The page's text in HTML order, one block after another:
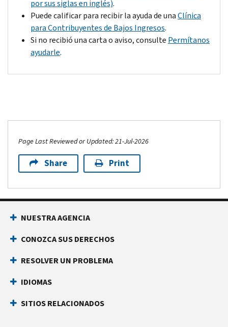
have
the
paperwork
ready
if
por sus siglas en inglés).
Puede calificar para recibir la ayuda de unaClínica
para Contribuyentes de Bajos Ingresos.
Si no recibió una carta o aviso, consulte Permítanos
ayudarle.
Page Last Reviewed or Updated: 21-Jul-2026
Share Print
NUESTRA AGENCIA
CONOZCA SUS DERECHOS
RESOLVER UN PROBLEMA
IDIOMAS
SITIOS RELACIONADOS